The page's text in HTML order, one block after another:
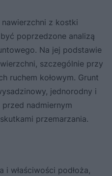
z kostki
poprzedzone analizą
Na jej podstawie
szczególnie przy
ruchem kołowym. Grunt
jednorodny i
nadmiernym
przemarzania.
i właściwości podłoża,